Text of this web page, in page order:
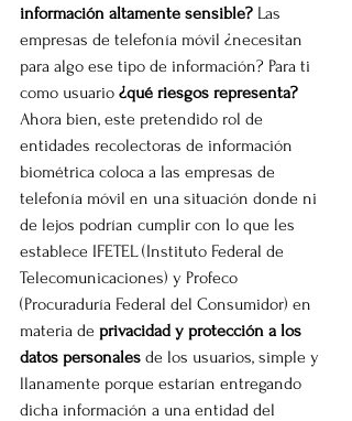
información altamente sensible? Las
empresas de telefonía móvil ¿necesitan
para algo ese tipo de información? Para ti
como usuario ¿qué riesgos representa?
Ahora bien, este pretendido rol de
entidades recolectoras de información
biométrica coloca a las empresas de
telefonía móvil en una situación donde ni
de lejos podrían cumplir con lo que les
establece IFETEL (Instituto Federal de
Telecomunicaciones) y Profeco
(Procuraduría Federal del Consumidor) en
materia de privacidad y protección a los
datos personales de los usuarios, simple y
llanamente porque estarían entregando
dicha información a una entidad del